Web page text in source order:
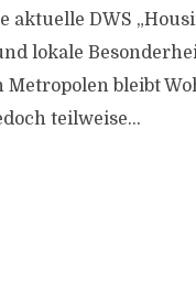
DWS
lokale
bleibt
teilweise...